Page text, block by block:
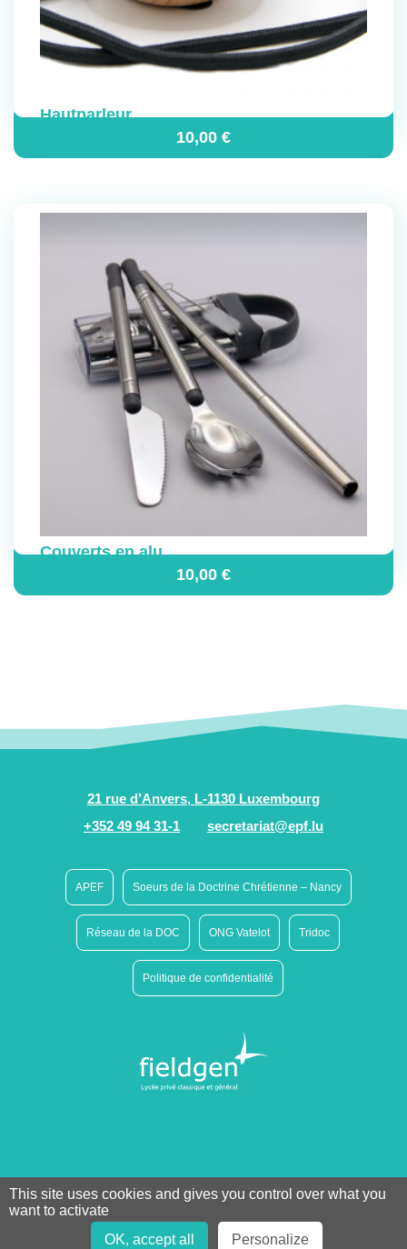
Hautparleur
10,00 €
Couverts en alu
10,00 €
21 rue d’Anvers, L-1130 Luxembourg
+352 49 94 31-1
secretariat@epf.lu
APEF Soeurs de la Doctrine Chrétienne – Nancy
Réseau de la DOC ONG Vatelot Tridoc
Politique de confidentialité
This site uses cookies and gives you control over what you
want to activate
OK, accept all
Personalize